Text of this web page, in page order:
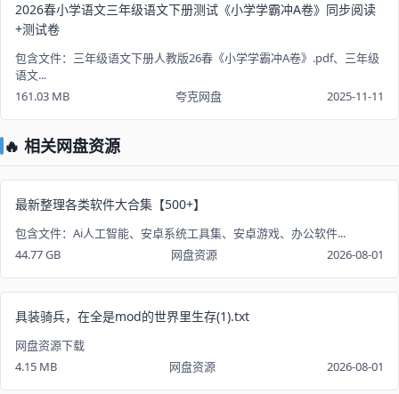
2026春小学语文三年级语文下册测试《小学学霸冲A卷》同步阅读
+测试卷
包含文件：三年级语文下册人教版26春《小学学霸冲A卷》.pdf、三年级
语文...
161.03 MB
夸克网盘 2025-11-11
🔥 相关网盘资源
最新整理各类软件大合集【500+】
包含文件：Ai人工智能、安卓系统工具集、安卓游戏、办公软件...
44.77 GB
网盘资源 2026-08-01
具装骑兵，在全是mod的世界里生存(1).txt
网盘资源下载
4.15 MB
网盘资源 2026-08-01